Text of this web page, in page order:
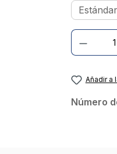
Estándar
Cantidad de
Añadir a
Número